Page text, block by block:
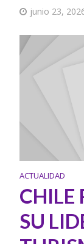
junio 23,
ACTUALIDAD
CHILE
SU